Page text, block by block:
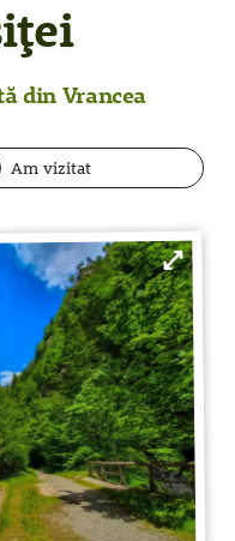
din Vrancea
Am vizitat